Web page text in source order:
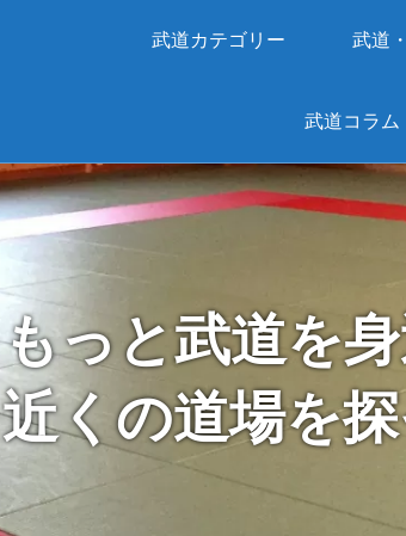
武道カテゴリー 武道
武道コラム
もっと武道を
近くの道場を探